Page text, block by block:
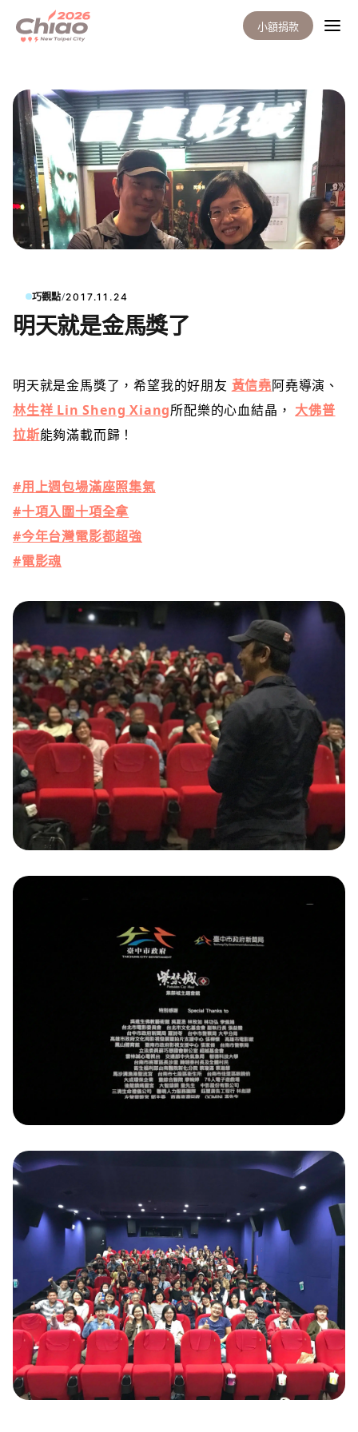
小額捐款
巧觀點/2017.11.24
明天就是金馬獎了
明天就是金馬獎了，希望我的好朋友 黃信堯阿堯導演、
林生祥 Lin Sheng Xiang所配樂的心血結晶， 大佛普
拉斯能夠滿載而歸！
#用上週包場滿座照集氣
#十項入圍十項全拿
#今年台灣電影都超強
#電影魂